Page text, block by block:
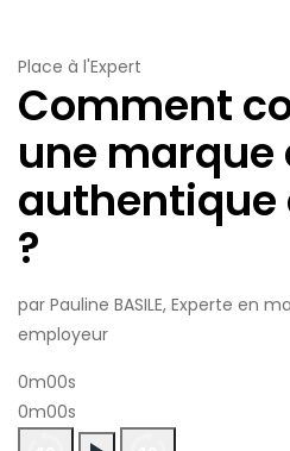
Place à l'Expert
Comment
une
authentique
?
par Pauline BASILE, Experte en
employeur
0m00s
0m00s